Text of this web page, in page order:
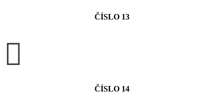
ČÍSLO 13

ČÍSLO 14